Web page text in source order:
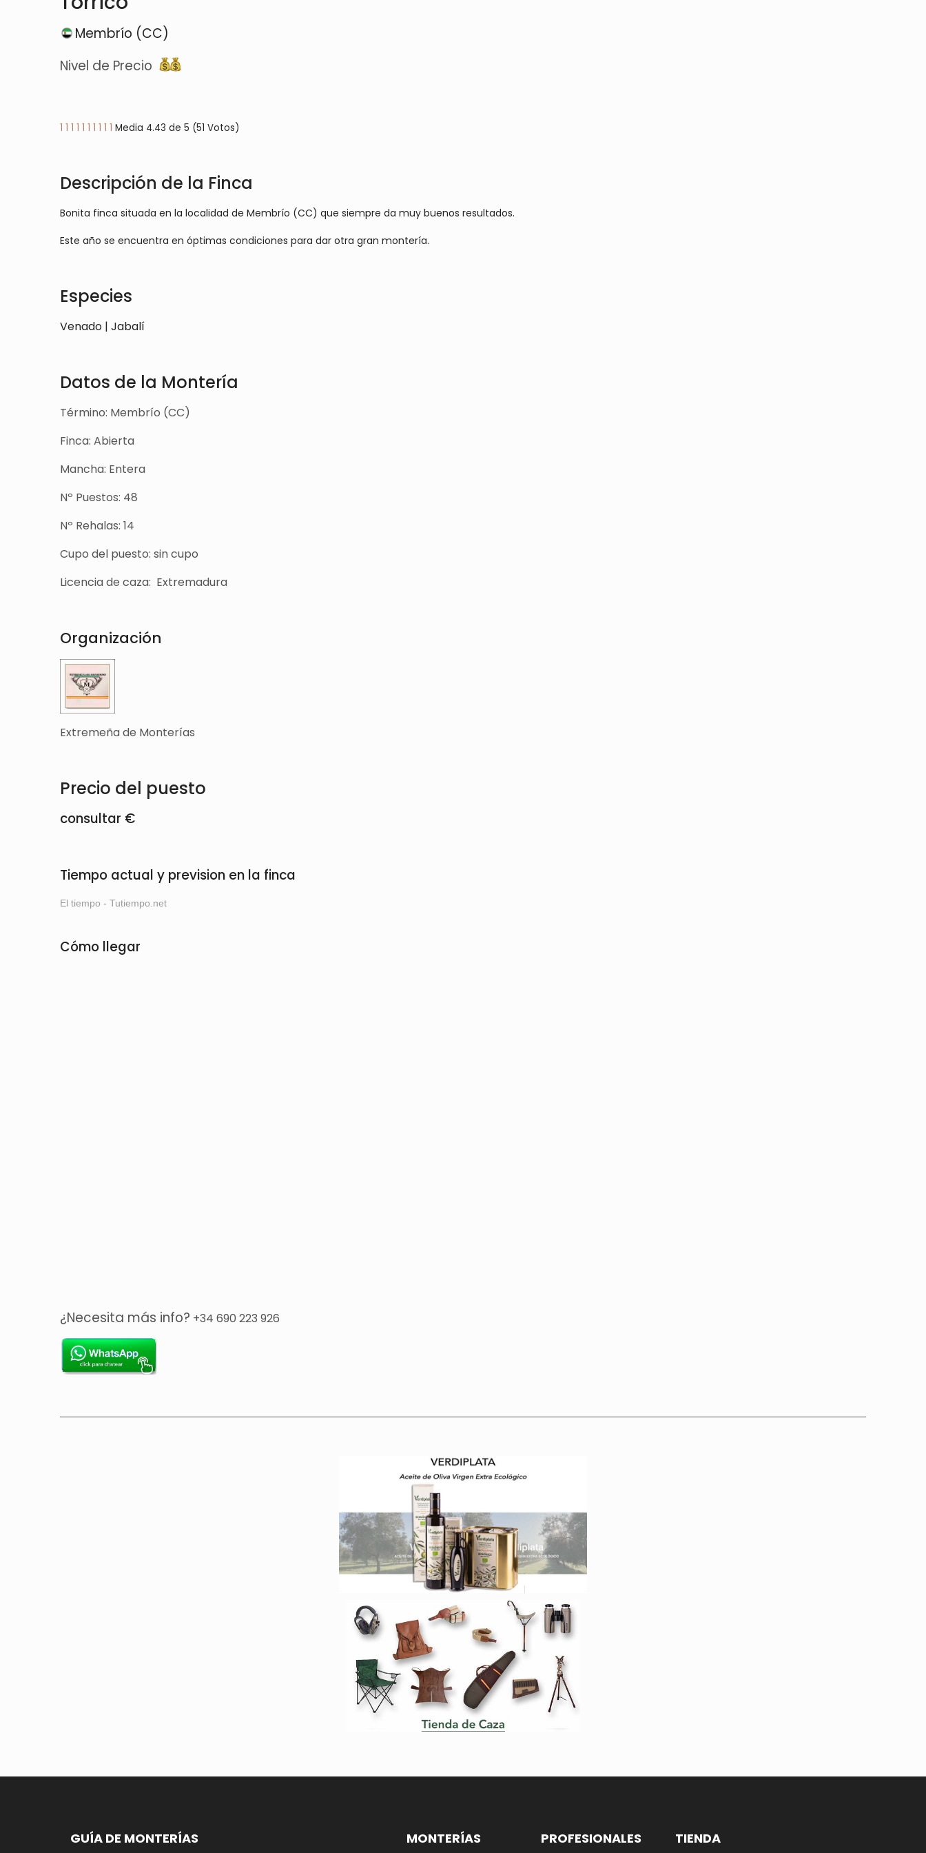
Membrío (CC)
Nivel de Precio
1 1 1 1 1 1 1 1 1 1 Media 4.43 de 5 (51 Votos)
Descripción de la Finca
Bonita finca situada en la localidad de Membrío (CC) que siempre da muy buenos resultados.
Este año se encuentra en óptimas condiciones para dar otra gran montería.
Especies
Venado | Jabalí
Datos de la Montería
Término: Membrío (CC)
Finca: Abierta
Mancha: Entera
Nº Puestos: 48
Nº Rehalas: 14
Cupo del puesto: sin cupo
Licencia de caza: Extremadura
Organización
Extremeña de Monterías
Precio del puesto
consultar €
Tiempo actual y prevision en la finca
El tiempo - Tutiempo.net
Cómo llegar
¿Necesita más info? +34 690 223 926
GUÍA DE MONTERÍAS MONTERÍAS PROFESIONALES TIENDA